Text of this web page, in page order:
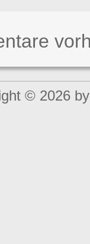
© 2026